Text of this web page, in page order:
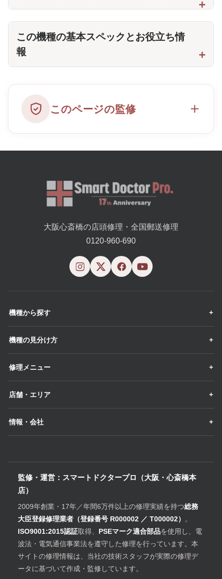
この機種の基本スペックとお役立ち情
報
このページの監修
大阪心斎橋の店頭修理・全国郵送修理
0120-960-690
機種から探す
機種の見分け方
修理メニュー
店舗・エリア
情報・会社
監修・運営：スマートドクタープロ（大阪・心斎橋本
店）
2009年創業・17年／年間6万件以上の修理実績を持つ総務
大臣登録修理業者（登録番号 R000002 ／ T000002） 。
ISO9001:2015認証取得、 PSEマーク適合部品を使用し、電
波法・電気通信事業法を遵守した修理を行っています。本
サイトの修理情報は、当社の技術スタッフが実際の修理デ
ータに基づいて作成・監修しています。